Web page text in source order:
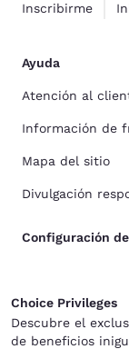
Inscribirme
Ayuda
Atención al
Información de
Mapa del sitio
Divulgación
Configuración
Choice Privileges
Descubre el
de beneficios